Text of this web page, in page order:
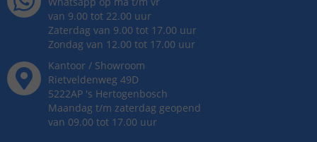
van 9.00 tot 22.00 uur
Zaterdag van 9.00 tot 17.00 uur
Zondag van 12.00 tot 17.00 uur
Kantoor / Showroom
Rietveldenweg 49D
5222AP 's Hertogenbosch
Maandag t/m zaterdag geopend
van 09.00 tot 17.00 uur